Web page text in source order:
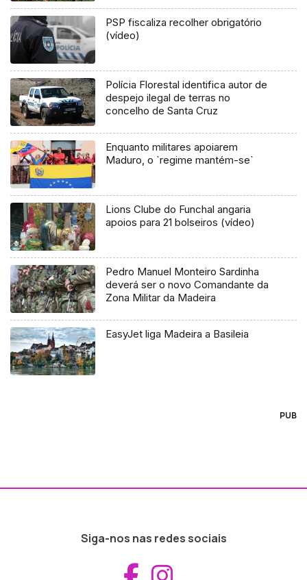
PSP fiscaliza recolher obrigatório
(vídeo)
Polícia Florestal identifica autor de
despejo ilegal de terras no
concelho de Santa Cruz
Enquanto militares apoiarem
Maduro, o `regime mantém-se`
Lions Clube do Funchal angaria
apoios para 21 bolseiros (vídeo)
Pedro Manuel Monteiro Sardinha
deverá ser o novo Comandante da
Zona Militar da Madeira
EasyJet liga Madeira a Basileia
PUB
Siga-nos nas redes sociais